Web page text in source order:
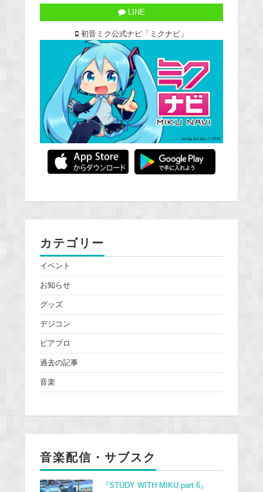
LINE
初音ミク公式ナビ「ミクナビ」
カテゴリー
イベント
お知らせ
グッズ
デジコン
ピアプロ
過去の記事
音楽
音楽配信・サブスク
『STUDY WITH MIKU part 6』